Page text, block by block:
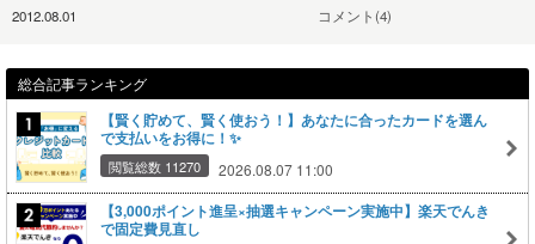
2012.08.01 コメント(4)
総合記事ランキング
【賢く貯めて、賢く使おう！】あなたに合ったカードを選ん
で支払いをお得に！✨
閲覧総数 11270 2026.08.07 11:00
【3,000ポイント進呈×抽選キャンペーン実施中】楽天でんき
で固定費見直し